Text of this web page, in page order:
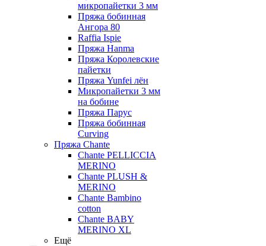
микропайетки 3 мм
Пряжа бобинная
Ангора 80
Raffia Ispie
Пряжа Hanma
Пряжа Королевские
пайетки
Пряжа Yunfei лён
Микропайетки 3 мм
на бобине
Пряжа Парус
Пряжа бобинная
Curving
Пряжа Chante
Chante PELLICCIA
MERINO
Chante PLUSH &
MERINO
Chante Bambino
cotton
Chante BABY
MERINO XL
Ещё